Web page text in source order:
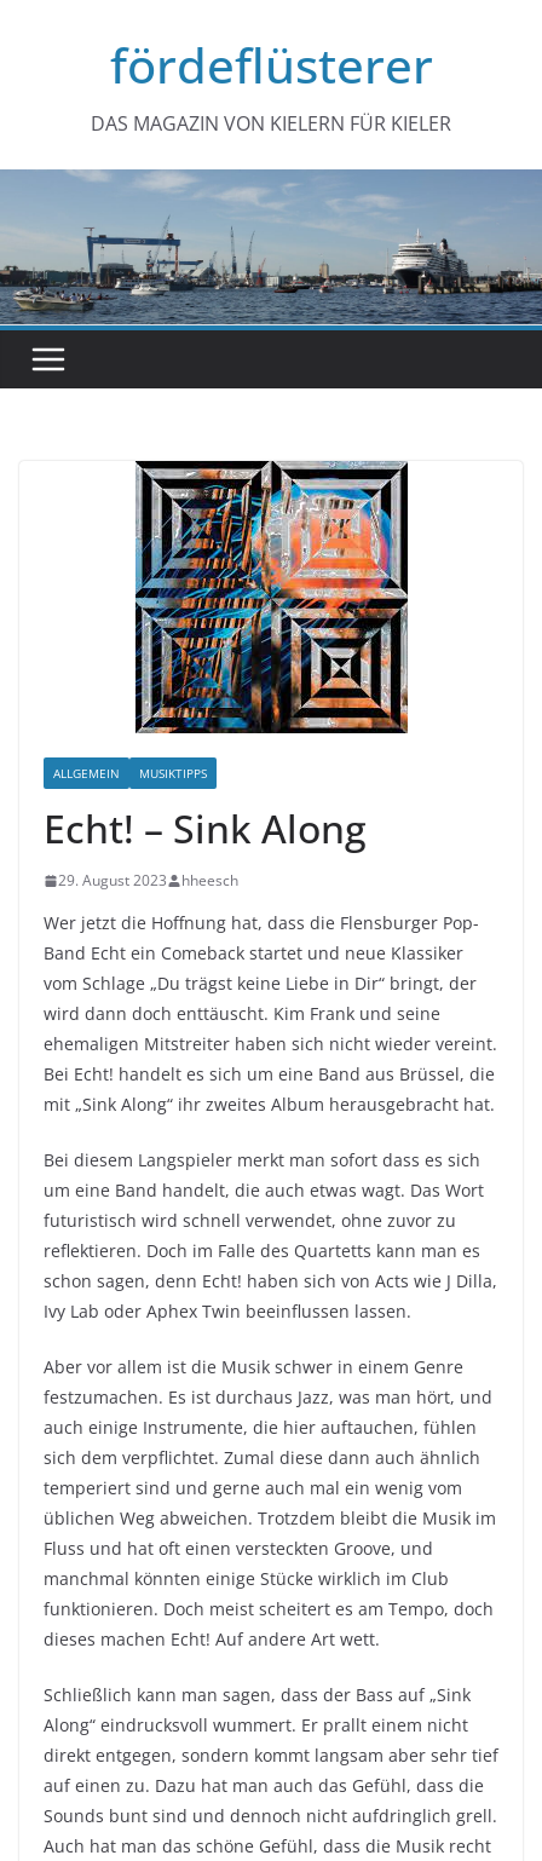
fördeflüsterer
DAS MAGAZIN VON KIELERN FÜR KIELER
ALLGEMEIN MUSIKTIPPS
Echt! – Sink Along
29. August 2023 hheesch
Wer jetzt die Hoffnung hat, dass die Flensburger Pop-
Band Echt ein Comeback startet und neue Klassiker
vom Schlage „Du trägst keine Liebe in Dir“ bringt, der
wird dann doch enttäuscht. Kim Frank und seine
ehemaligen Mitstreiter haben sich nicht wieder vereint.
Bei Echt! handelt es sich um eine Band aus Brüssel, die
mit „Sink Along“ ihr zweites Album herausgebracht hat.
Bei diesem Langspieler merkt man sofort dass es sich
um eine Band handelt, die auch etwas wagt. Das Wort
futuristisch wird schnell verwendet, ohne zuvor zu
reflektieren. Doch im Falle des Quartetts kann man es
schon sagen, denn Echt! haben sich von Acts wie J Dilla,
Ivy Lab oder Aphex Twin beeinflussen lassen.
Aber vor allem ist die Musik schwer in einem Genre
festzumachen. Es ist durchaus Jazz, was man hört, und
auch einige Instrumente, die hier auftauchen, fühlen
sich dem verpflichtet. Zumal diese dann auch ähnlich
temperiert sind und gerne auch mal ein wenig vom
üblichen Weg abweichen. Trotzdem bleibt die Musik im
Fluss und hat oft einen versteckten Groove, und
manchmal könnten einige Stücke wirklich im Club
funktionieren. Doch meist scheitert es am Tempo, doch
dieses machen Echt! Auf andere Art wett.
Schließlich kann man sagen, dass der Bass auf „Sink
Along“ eindrucksvoll wummert. Er prallt einem nicht
direkt entgegen, sondern kommt langsam aber sehr tief
auf einen zu. Dazu hat man auch das Gefühl, dass die
Sounds bunt sind und dennoch nicht aufdringlich grell.
Auch hat man das schöne Gefühl, dass die Musik recht